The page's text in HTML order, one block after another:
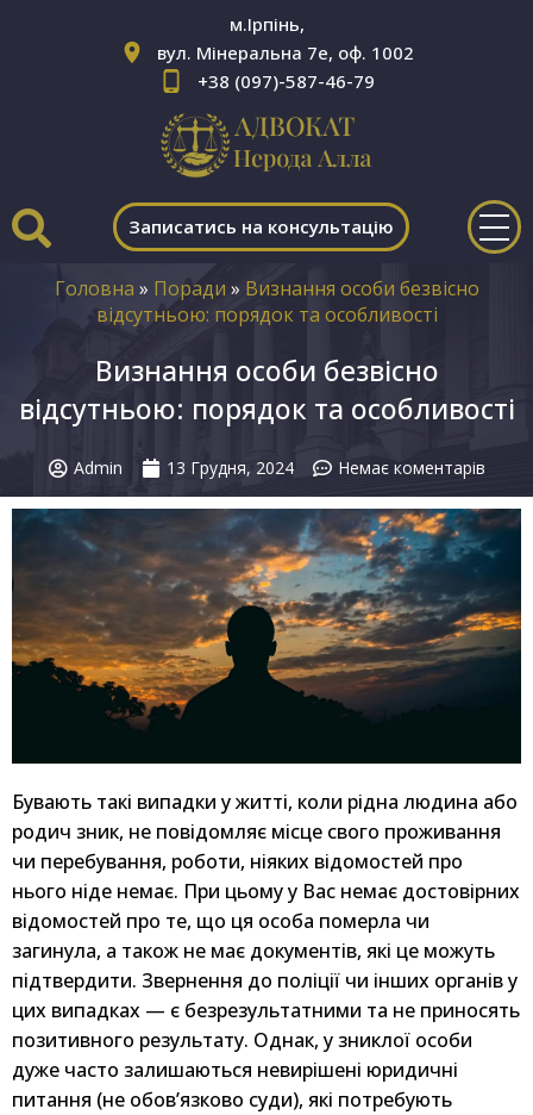
м.Ірпінь,
вул. Мінеральна 7е, оф. 1002
+38 (097)-587-46-79
Записатись на консультацію
Головна » Поради » Визнання особи безвісно
відсутньою: порядок та особливості
Визнання особи безвісно
відсутньою: порядок та особливості
Admin 13 Грудня, 2024 Немає коментарів
Бувають такі випадки у житті, коли рідна людина або
родич зник, не повідомляє місце свого проживання
чи перебування, роботи, ніяких відомостей про
нього ніде немає. При цьому у Вас немає достовірних
відомостей про те, що ця особа померла чи
загинула, а також не має документів, які це можуть
підтвердити. Звернення до поліції чи інших органів у
цих випадках — є безрезультатними та не приносять
позитивного результату. Однак, у зниклої особи
дуже часто залишаються невирішені юридичні
питання (не обов’язково суди), які потребують